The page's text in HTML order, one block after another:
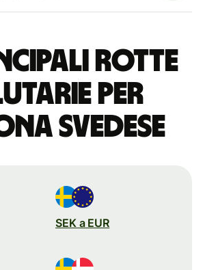
rotte
per
svedese
SEK a EUR